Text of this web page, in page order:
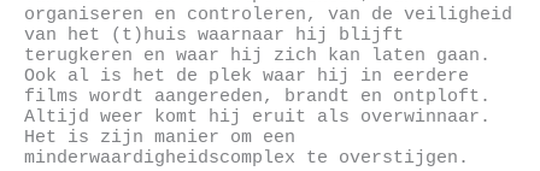
organiseren en controleren, van de veiligheid
van het (t)huis waarnaar hij blijft
terugkeren en waar hij zich kan laten gaan.
Ook al is het de plek waar hij in eerdere
films wordt aangereden, brandt en ontploft.
Altijd weer komt hij eruit als overwinnaar.
Het is zijn manier om een
minderwaardigheidscomplex te overstijgen.